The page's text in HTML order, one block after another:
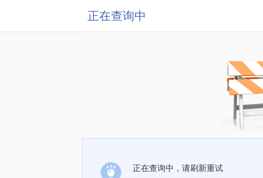
正在查询中
正在查询中，请刷新重试